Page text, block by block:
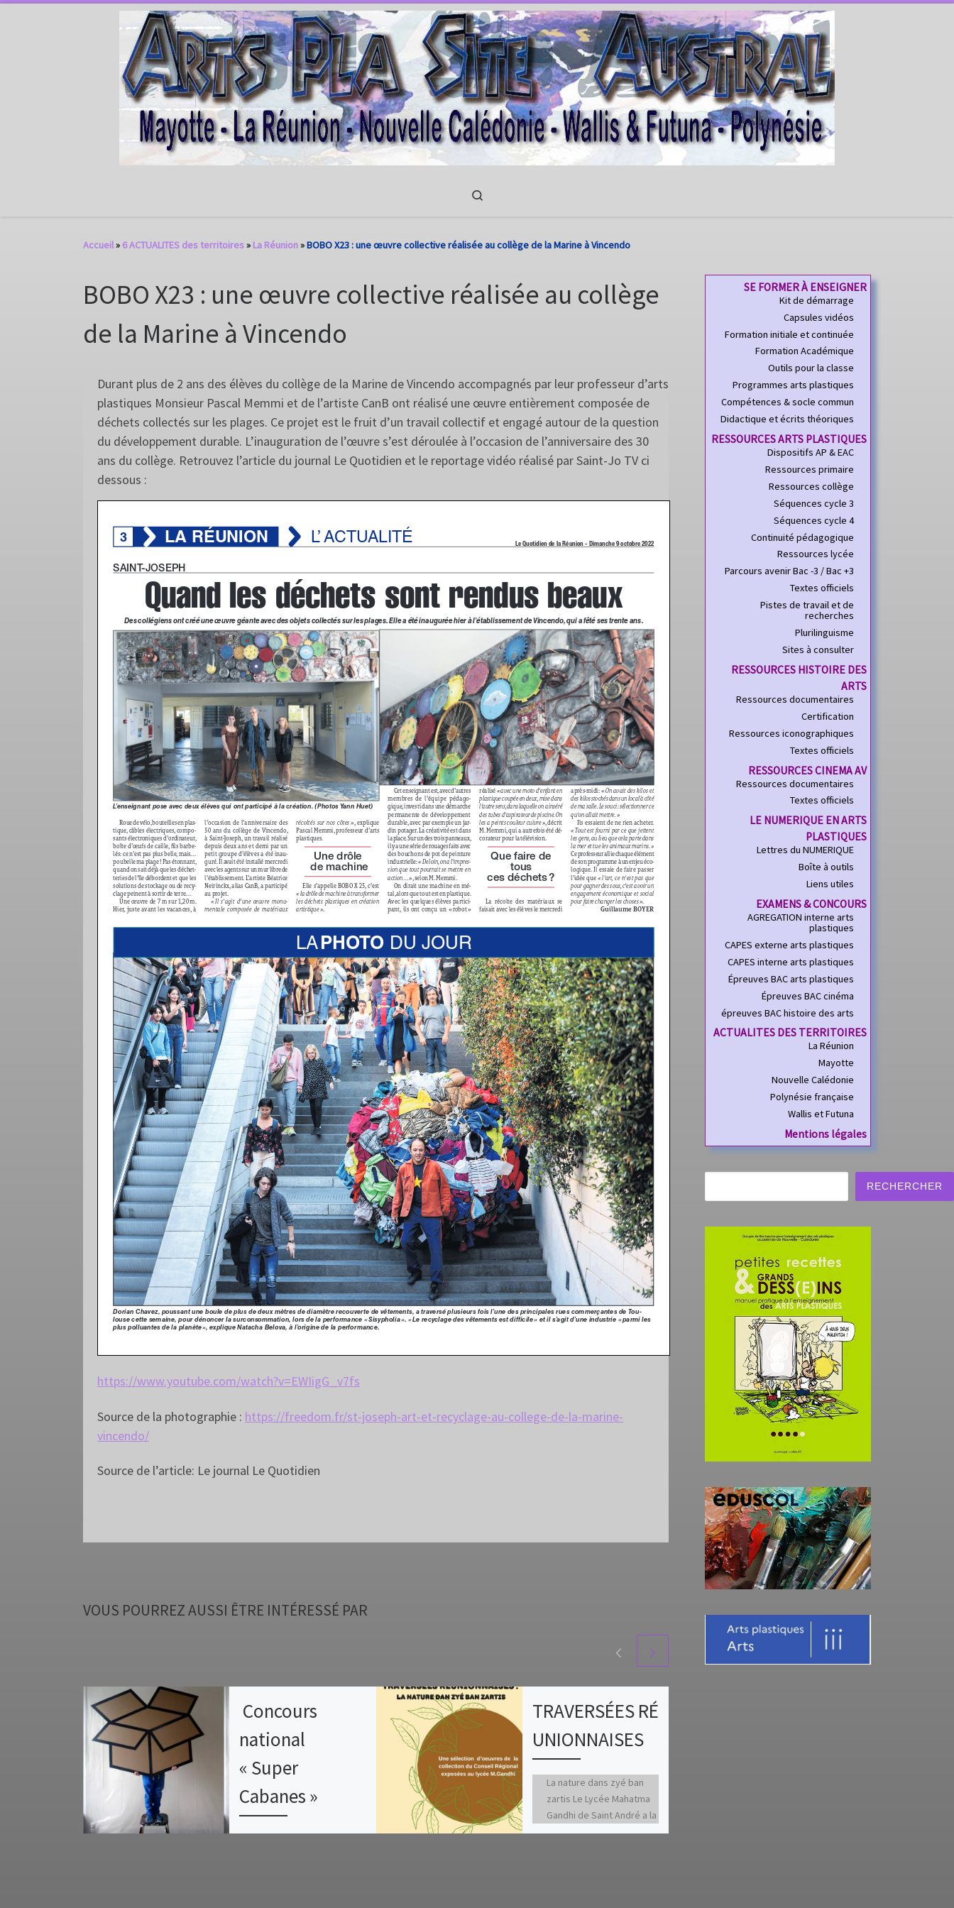
Accueil» 6 ACTUALITES des territoires» La Réunion»BOBO X23 : une œuvre collective réalisée au collège de la Marine à Vincendo
BOBO X23 : une œuvre collective réalisée au collège
de la Marine à Vincendo
Durant plus de 2 ans des élèves du collège de la Marine de Vincendo accompagnés par leur professeur d’arts
plastiques Monsieur Pascal Memmi et de l’artiste CanB ont réalisé une œuvre entièrement composée de
déchets collectés sur les plages. Ce projet est le fruit d’un travail collectif et engagé autour de la question
du développement durable. L’inauguration de l’œuvre s’est déroulée à l’occasion de l’anniversaire des 30
ans du collège. Retrouvez l’article du journal Le Quotidien et le reportage vidéo réalisé par Saint-Jo TV ci
dessous :
https://www.youtube.com/watch?v=EWIigG_v7fs
Source de la photographie : https://freedom.fr/st-joseph-art-et-recyclage-au-college-de-la-marine-
vincendo/
Source de l’article: Le journal Le Quotidien
VOUS POURREZ AUSSI ÊTRE INTÉRESSÉ PAR
Concours
national
« Super
Cabanes »
TRAVERSÉES RÉ
UNIONNAISES
La nature dans zyé ban
zartis Le Lycée Mahatma
Gandhi de Saint André a la
chance d’accueillir la
SE FORMER À ENSEIGNER
Kit de démarrage
Capsules vidéos
Formation initiale et continuée
Formation Académique
Outils pour la classe
Programmes arts plastiques
Compétences & socle commun
Didactique et écrits théoriques
RESSOURCES ARTS PLASTIQUES
Dispositifs AP & EAC
Ressources primaire
Ressources collège
Séquences cycle 3
Séquences cycle 4
Continuité pédagogique
Ressources lycée
Parcours avenir Bac -3 / Bac +3
Textes officiels
Pistes de travail et de
recherches
Plurilinguisme
Sites à consulter
RESSOURCES HISTOIRE DES
ARTS
Ressources documentaires
Certification
Ressources iconographiques
Textes officiels
RESSOURCES CINEMA AV
Ressources documentaires
Textes officiels
LE NUMERIQUE EN ARTS
PLASTIQUES
Lettres du NUMERIQUE
Boîte à outils
Liens utiles
EXAMENS & CONCOURS
AGREGATION interne arts
plastiques
CAPES externe arts plastiques
CAPES interne arts plastiques
Épreuves BAC arts plastiques
Épreuves BAC cinéma
épreuves BAC histoire des arts
ACTUALITES DES TERRITOIRES
La Réunion
Mayotte
Nouvelle Calédonie
Polynésie française
Wallis et Futuna
Mentions légales
RECHERCHER